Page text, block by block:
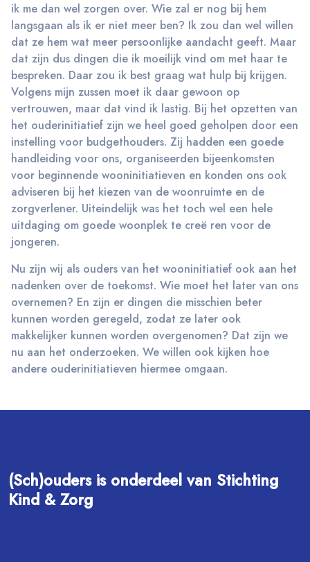
ik me dan wel zorgen over. Wie zal er nog bij hem
langsgaan als ik er niet meer ben? Ik zou dan wel willen
dat ze hem wat meer persoonlijke aandacht geeft. Maar
dat zijn dus dingen die ik moeilijk vind om met haar te
bespreken. Daar zou ik best graag wat hulp bij krijgen.
Volgens mijn zussen moet ik daar gewoon op
vertrouwen, maar dat vind ik lastig. Bij het opzetten van
het ouderinitiatief zijn we heel goed geholpen door een
instelling voor budgethouders. Zij hadden een goede
handleiding voor ons, organiseerden bijeenkomsten
voor beginnende wooninitiatieven en konden ons ook
adviseren bij het kiezen van de woonruimte en de
zorgverlener. Uiteindelijk was het toch wel een hele
uitdaging om goede woonplek te creë ren voor de
jongeren.
Nu zijn wij als ouders van het wooninitiatief ook aan het
nadenken over de toekomst. Wie moet het later van ons
overnemen? En zijn er dingen die misschien beter
kunnen worden geregeld, zodat ze later ook
makkelijker kunnen worden overgenomen? Dat zijn we
nu aan het onderzoeken. We willen ook kijken hoe
andere ouderinitiatieven hiermee omgaan.
(Sch)ouders is onderdeel van Stichting
Kind & Zorg